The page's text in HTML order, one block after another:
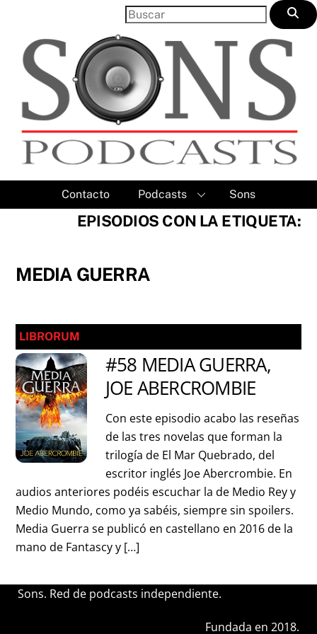
content
Contacto Podcasts Sons
EPISODIOS CON LA ETIQUETA:
MEDIA GUERRA
LIBRORUM
#58 MEDIA GUERRA,
JOE ABERCROMBIE
Con este episodio acabo las reseñas
de las tres novelas que forman la
trilogía de El Mar Quebrado, del
escritor inglés Joe Abercrombie. En
audios anteriores podéis escuchar la de Medio Rey y
Medio Mundo, como ya sabéis, siempre sin spoilers.
Media Guerra se publicó en castellano en 2016 de la
mano de Fantascy y […]
Sons. Red de podcasts independiente.
Fundada en 2018.